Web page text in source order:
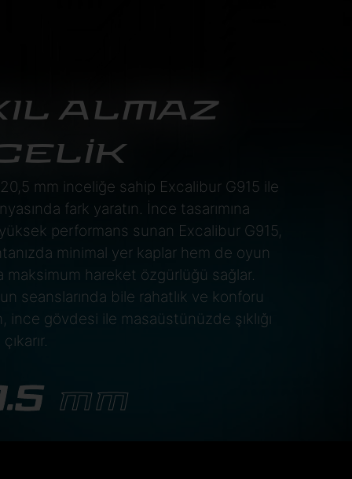
ALMAZ
mm inceliğe sahip Excalibur G915 ile
fark yaratın. İnce tasarımına
performans sunan Excalibur G915,
minimal yer kaplar hem de oyun
maksimum hareket özgürlüğü sağlar.
seanslarında bile rahatlık ve konforu
ince gövdesi ile masaüstünüzde şıklığı
MM